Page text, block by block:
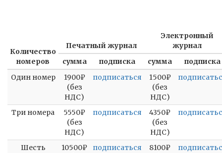
Количество
номеров
Печатный журнал
Электронный
журнал
сумма
подписка сумма
подписка
Один номер
1900₽
(без
НДС)
подписаться
1500₽
(без
НДС)
Три номера
5550₽
(без
НДС)
подписаться
4350₽
(без
НДС)
Шесть
10500₽
подписаться
8100₽